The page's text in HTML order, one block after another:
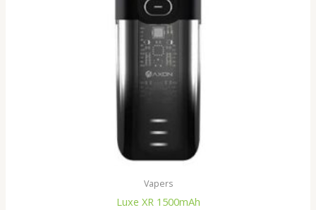
Vapers
Luxe XR 1500mAh